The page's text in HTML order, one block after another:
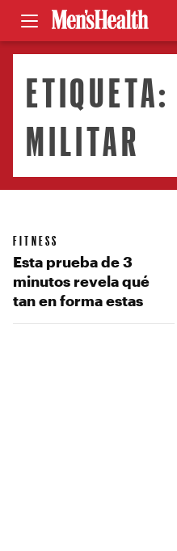
ETIQUETA:
MILITAR
FITNESS
Esta prueba de 3
minutos revela qué
tan en forma estas